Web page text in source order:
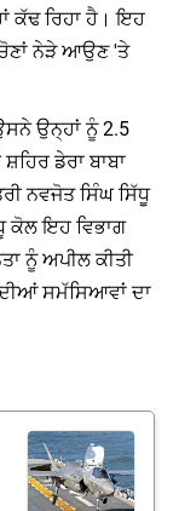
ਕੱਢ ਰਿਹਾ ਹੈ। ਇਹ
ਨੇੜੇ ਆਉਣ 'ਤੇ
ਉਨ੍ਹਾਂ ਨੂੰ 2.5
ਡੇਰਾ ਬਾਬਾ
ਨਵਜੋਤ ਸਿੰਘ ਸਿੱਧੂ
ਕੋਲ ਇਹ ਵਿਭਾਗ
ਨੂੰ ਅਪੀਲ ਕੀਤੀ
ਸਮੱਸਿਆਵਾਂ ਦਾ